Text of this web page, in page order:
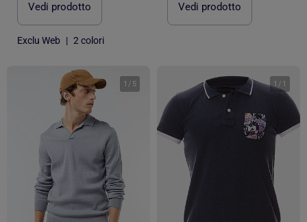
Vedi prodotto
Exclu Web | 2 colori
Vedi prodotto
1 / 5 1 / 1